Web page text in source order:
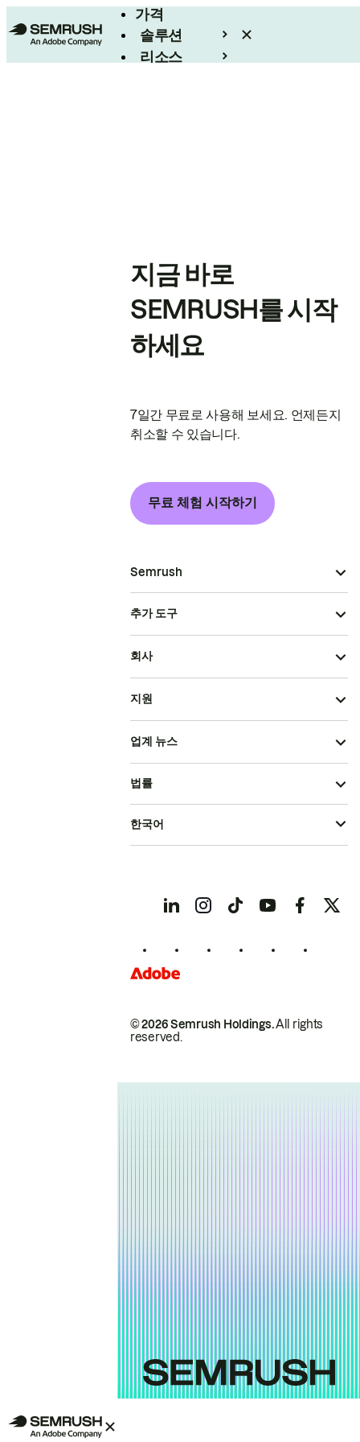
가격
솔루션
리소스
지금 바로
SEMRUSH를 시작
하세요
7일간 무료로 사용해 보세요. 언제든지
취소할 수 있습니다.
무료 체험 시작하기
Semrush
추가 도구
회사
지원
업계 뉴스
© 2026 Semrush Holdings.All rights
reserved.
법률
한국어